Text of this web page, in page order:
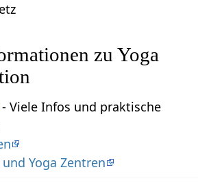
zu Yoga
- Viele Infos und praktische
Yoga Zentren